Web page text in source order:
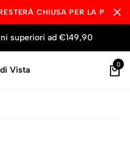
CHIUSA PER LA
superiori ad €149,90
0